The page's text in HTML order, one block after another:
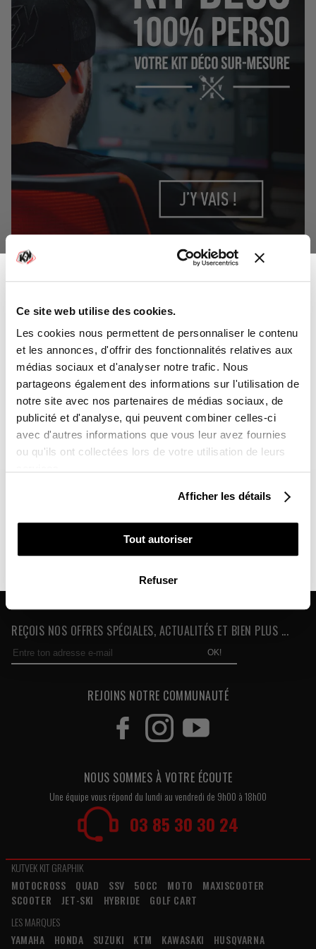
Ce site web utilise des cookies.
Les cookies nous permettent de personnaliser le contenu
et les annonces, d'offrir des fonctionnalités relatives aux
médias sociaux et d'analyser notre trafic. Nous
partageons également des informations sur l'utilisation de
notre site avec nos partenaires de médias sociaux, de
publicité et d'analyse, qui peuvent combiner celles-ci
avec d'autres informations que vous leur avez fournies
ou qu'ils ont collectées lors de votre utilisation de leurs
Afficher les détails
Tout autoriser
Refuser
Devenir Concessionaire
Crée ton compte pro pour profiter de la remise professionnelle
REÇOIS NOS OFFRES SPÉCIALES, ACTUALITÉS ET BIEN PLUS ...
OK!
REJOINS NOTRE COMMUNAUTÉ
NOUS SOMMES À VOTRE ÉCOUTE
Une équipe vous répond du lundi au vendredi de 9h00 à 18h00
03 85 30 30 24
KUTVEK KIT GRAPHIK
MOTOCROSS
QUAD SSV 50CC MOTO
MAXISCOOTER
SCOOTER
JET-SKI HYBRIDE
GOLF CART
LES MARQUES
YAMAHA
HONDA SUZUKI KTM KAWASAKI
HUSQVARNA
-10%
Sur l'ensemble de votre commande
Vous souhaitez en profiter :
POUR UN PROCHE